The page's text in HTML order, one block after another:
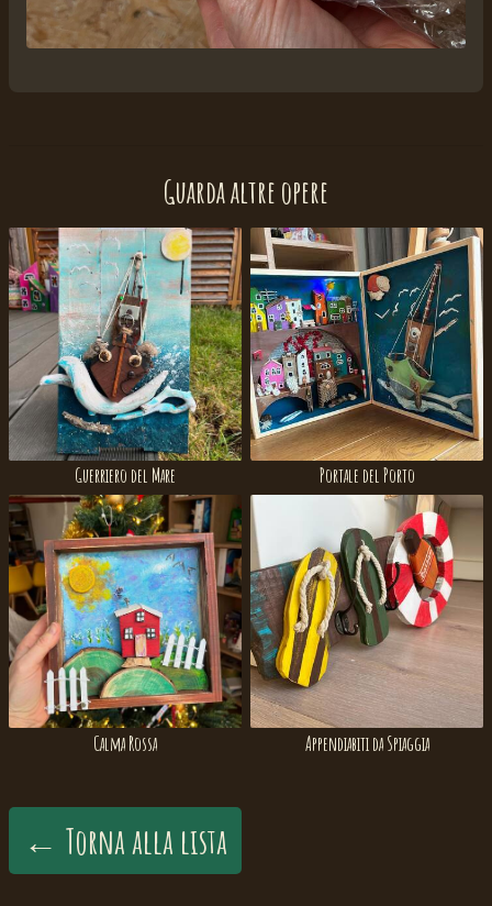
Guarda altre opere
Guerriero del Mare Portale del Porto
Calma Rossa Appendiabiti da Spiaggia
← Torna alla lista